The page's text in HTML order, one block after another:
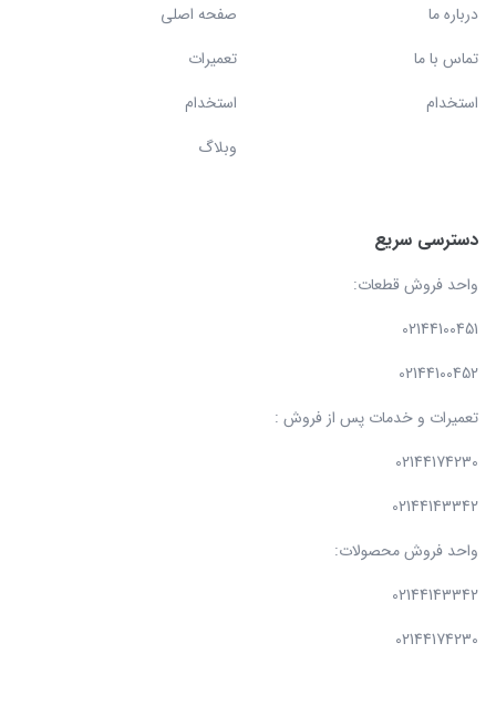
درباره ما
تماس با ما
استخدام
صفحه اصلی
تعمیرات
استخدام
وبلاگ
دسترسی سریع
واحد فروش قطعات:
02144100451
02144100452
تعمیرات و خدمات پس از فروش :
02144174230
02144143342
واحد فروش محصولات:
02144143342
02144174230